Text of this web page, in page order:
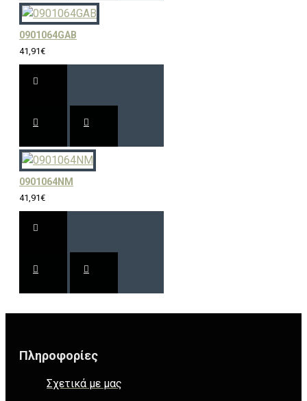
0901064GAB
41,91€
0901064NM
41,91€
Πληροφορίες
Σχετικά με μας